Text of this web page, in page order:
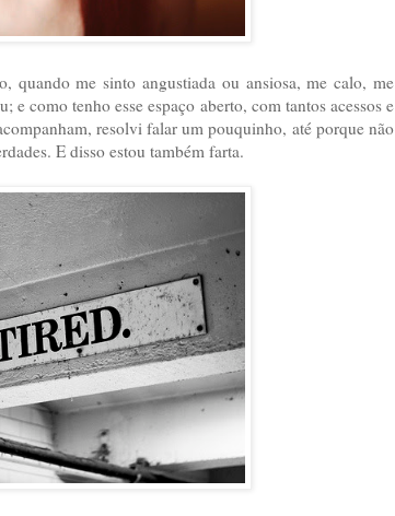
quando me sinto angustiada ou ansiosa, me calo, me
como tenho esse espaço aberto, com tantos acessos e
resolvi falar um pouquinho, até porque não
E disso estou também farta.